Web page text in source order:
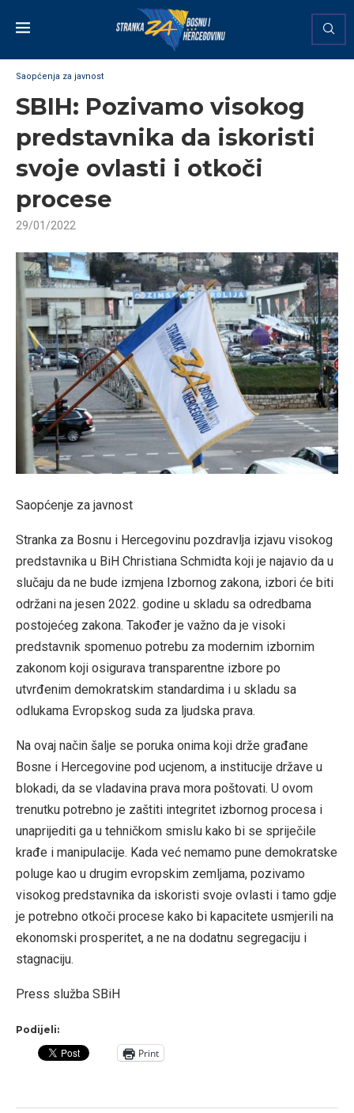
Saopćenja za javnost
SBIH: Pozivamo visokog
predstavnika da iskoristi
svoje ovlasti i otkoči
procese
29/01/2022
Saopćenje za javnost
Stranka za Bosnu i Hercegovinu pozdravlja izjavu visokog
predstavnika u BiH Christiana Schmidta koji je najavio da u
slučaju da ne bude izmjena Izbornog zakona, izbori će biti
održani na jesen 2022. godine u skladu sa odredbama
postojećeg zakona. Također je važno da je visoki
predstavnik spomenuo potrebu za modernim izbornim
zakonom koji osigurava transparentne izbore po
utvrđenim demokratskim standardima i u skladu sa
odlukama Evropskog suda za ljudska prava.
Na ovaj način šalje se poruka onima koji drže građane
Bosne i Hercegovine pod ucjenom, a institucije države u
blokadi, da se vladavina prava mora poštovati. U ovom
trenutku potrebno je zaštiti integritet izbornog procesa i
unaprijediti ga u tehničkom smislu kako bi se spriječile
krađe i manipulacije. Kada već nemamo pune demokratske
poluge kao u drugim evropskim zemljama, pozivamo
visokog predstavnika da iskoristi svoje ovlasti i tamo gdje
je potrebno otkoči procese kako bi kapacitete usmjerili na
ekonomski prosperitet, a ne na dodatnu segregaciju i
stagnaciju.
Press služba SBiH
Podijeli:
Print